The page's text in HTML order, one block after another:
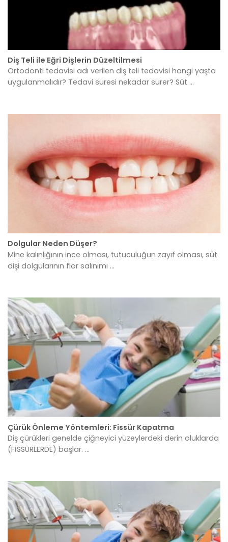
Diş Teli ile Eğri Dişlerin Düzeltilmesi
Ortodonti tedavisi adı verilen diş teli tedavisi hangi yaşta
uygulanmalıdır? Tedavi süresi nekadar sürer? Süt ...
Dolgular Neden Düşer?
Mine kalınlığının ince olması, tutuculuğun zayıf olması, süt
dişi dolgularının flor salınımı ...
Çürük Önleme Yöntemleri: Fissür Kapatma
Diş çürükleri genelde çiğneyici yüzeylerdeki derin oluklarda
(FİSSÜRLERDE) başlar. ...